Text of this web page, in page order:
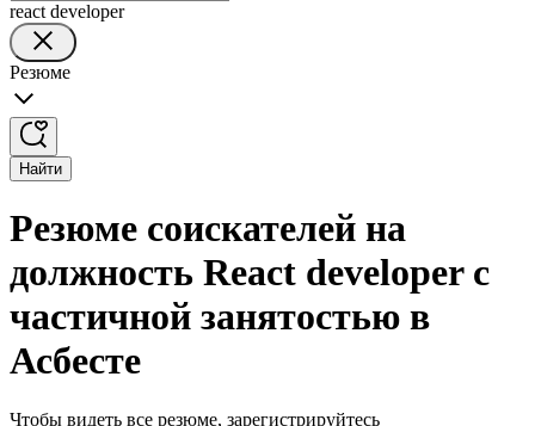
react developer
Резюме
Найти
Резюме соискателей на
должность React developer с
частичной занятостью в
Асбесте
Чтобы видеть все резюме, зарегистрируйтесь